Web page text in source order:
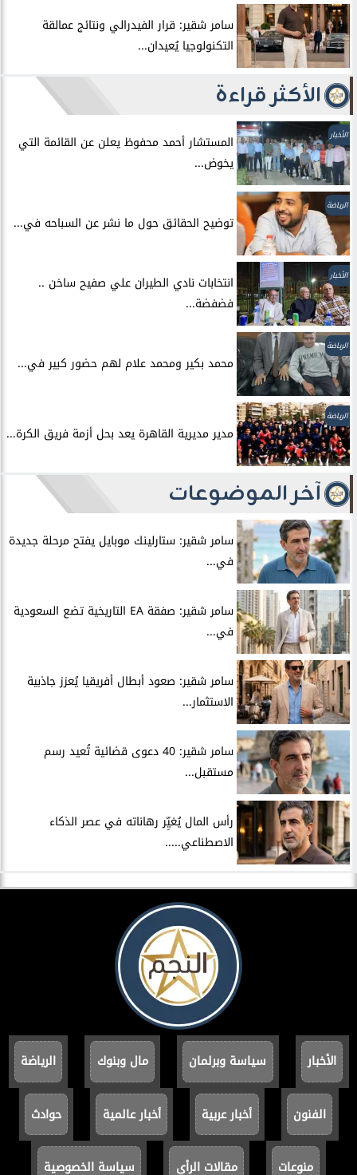
سامر شقير: قرار الفيدرالي ونتائج عمالقة
التكنولوجيا يُعيدان...
الأكثر قراءة
الأخبار
المستشار أحمد محفوظ يعلن عن القائمة التي
يخوض...
الرياضة
توضيح الحقائق حول ما نشر عن السباحه في...
الأخبار
انتخابات نادي الطيران علي صفيح ساخن ..
فضفضة...
الرياضة
محمد بكير ومحمد علام لهم حضور كبير في...
الرياضة
مدير مديرية القاهرة يعد بحل أزمة فريق الكرة...
آخر الموضوعات
سامر شقير: ستارلينك موبايل يفتح مرحلة جديدة
في...
سامر شقير: صفقة EA التاريخية تضع السعودية
في...
سامر شقير: صعود أبطال أفريقيا يُعزز جاذبية
الاستثمار...
سامر شقير: 40 دعوى قضائية تُعيد رسم
مستقبل...
رأس المال يُغيِّر رهاناته في عصر الذكاء
الاصطناعي.....
الأخبار سياسة وبرلمان مال وبنوك الرياضة
الفنون أخبار عربية أخبار عالمية حوادث
منوعات مقالات الرأي سياسة الخصوصية